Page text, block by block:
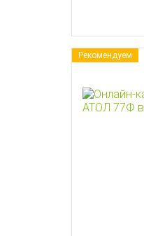
Рекомендуем